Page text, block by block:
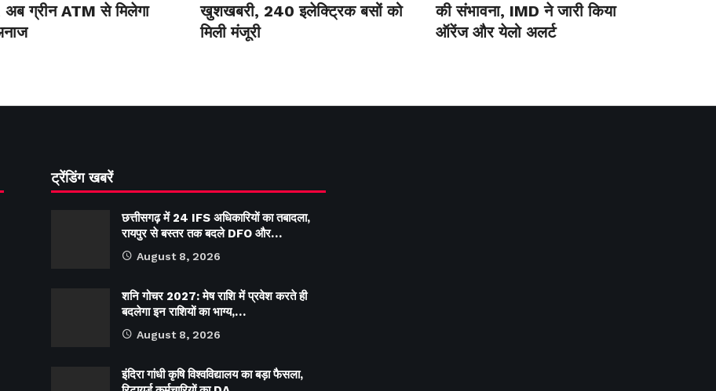
अब ग्रीन ATM से मिलेगा
खुशखबरी, 240 इलेक्ट्रिक बसों को
मिली मंजूरी
की संभावना, IMD ने जारी किया
ऑरेंज और येलो अलर्ट
ट्रेंडिंग खबरें
छत्तीसगढ़ में 24 IFS अधिकारियों का तबादला,
रायपुर से बस्तर तक बदले DFO और…
August 8, 2026
शनि गोचर 2027: मेष राशि में प्रवेश करते ही
बदलेगा इन राशियों का भाग्य,…
August 8, 2026
इंदिरा गांधी कृषि विश्वविद्यालय का बड़ा फैसला,